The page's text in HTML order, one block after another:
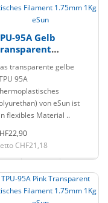
95A Gelb
1.75mm
eSun
transparente gelbe
95A
von eSun ist
flexibles Material ..
CHF21,18